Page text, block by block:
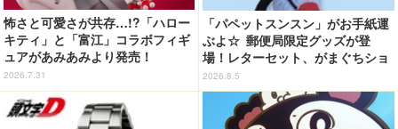
怖さと可愛さが共存…!?「ハロー
キティ」と「富江」コラボフィギ
ュアがあみあみより発売！
2026.7.31
「パペットスンスン」がお手紙運
ぶよ☆ 郵便局限定グッズが登
場！レターセット、がまぐちショ
ルダーバッグなど全5種【8月12日
～】
2026.8.5